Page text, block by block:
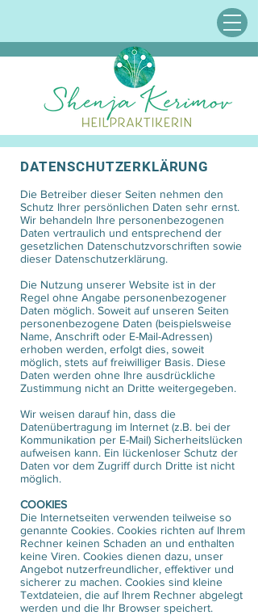
DATENSCHUTZERKLÄRUNG
Die Betreiber dieser Seiten nehmen den
Schutz Ihrer persönlichen Daten sehr ernst.
Wir behandeln Ihre personenbezogenen
Daten vertraulich und entsprechend der
gesetzlichen Datenschutzvorschriften sowie
dieser Datenschutzerklärung.
Die Nutzung unserer Website ist in der
Regel ohne Angabe personenbezogener
Daten möglich. Soweit auf unseren Seiten
personenbezogene Daten (beispielsweise
Name, Anschrift oder E-Mail-Adressen)
erhoben werden, erfolgt dies, soweit
möglich, stets auf freiwilliger Basis. Diese
Daten werden ohne Ihre ausdrückliche
Zustimmung nicht an Dritte weitergegeben.
Wir weisen darauf hin, dass die
Datenübertragung im Internet (z.B. bei der
Kommunikation per E-Mail) Sicherheitslücken
aufweisen kann. Ein lückenloser Schutz der
Daten vor dem Zugriff durch Dritte ist nicht
möglich.
COOKIES
Die Internetseiten verwenden teilweise so
genannte Cookies. Cookies richten auf Ihrem
Rechner keinen Schaden an und enthalten
keine Viren. Cookies dienen dazu, unser
Angebot nutzerfreundlicher, effektiver und
sicherer zu machen. Cookies sind kleine
Textdateien, die auf Ihrem Rechner abgelegt
werden und die Ihr Browser speichert.